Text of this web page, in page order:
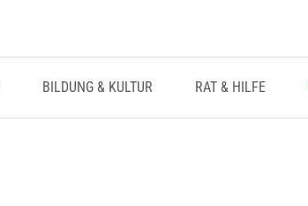
BILDUNG & KULTUR RAT & HILFE